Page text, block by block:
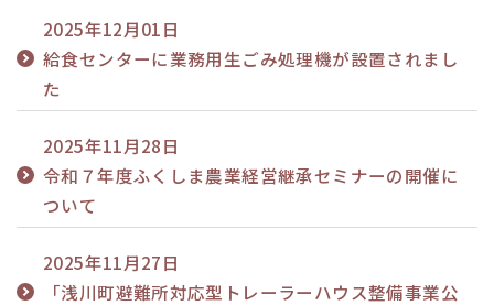
2025年12月01日
給食センターに業務用生ごみ処理機が設置されまし
た
2025年11月28日
令和７年度ふくしま農業経営継承セミナーの開催に
ついて
2025年11月27日
「浅川町避難所対応型トレーラーハウス整備事業公